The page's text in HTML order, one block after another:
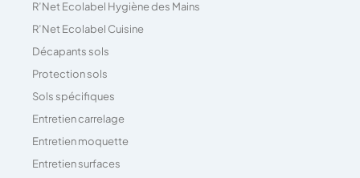
R’Net Ecolabel Hygiène des Mains
R’Net Ecolabel Cuisine
Décapants sols
Protection sols
Sols spécifiques
Entretien carrelage
Entretien moquette
Entretien surfaces